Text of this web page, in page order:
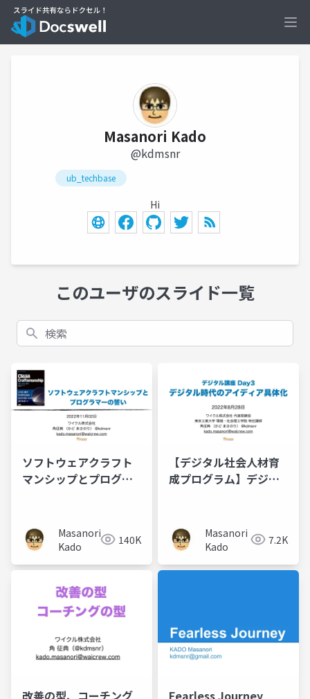
Masanori Kado
@kdmsnr
ub_techbase
Hi
このユーザのスライド一覧
検索
ソフトウェアクラフト
マンシップとプログラ
Masanori
Kado
140K
【デジタル社会人材育
成プログラム】デジタ
化
Masanori
Kado
7.2K
改善の型、コーチング
Fearless Journey